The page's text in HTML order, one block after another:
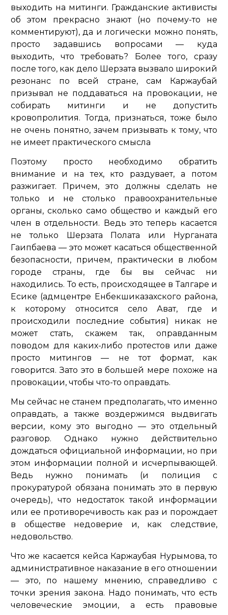
выходить на митинги. Гражданские активисты
об этом прекрасно знают (но почему-то не
комментируют), да и логически можно понять,
просто задавшись вопросами — куда
выходить, что требовать? Более того, сразу
после того, как дело Шерзата вызвало широкий
резонанс по всей стране, сам Каржаубай
призывал не поддаваться на провокации, не
собирать митинги и не допустить
кровопролития. Тогда, признаться, тоже было
не очень понятно, зачем призывать к тому, что
не имеет практического смысла
Поэтому просто необходимо обратить
внимание и на тех, кто раздувает, а потом
разжигает. Причем, это должны сделать не
только и не столько правоохранительные
органы, сколько само общество и каждый его
член в отдельности. Ведь это теперь касается
не только Шерзата Полата или Нурганата
Гаипбаева — это может касаться общественной
безопасности, причем, практически в любом
городе страны, где бы вы сейчас ни
находились. То есть, происходящее в Талгаре и
Есике (адмцентре Енбекшиказахского района,
к которому относится село Ават, где и
происходили последние события) никак не
может стать, скажем так, оправданным
поводом для каких-либо протестов или даже
просто митингов — не тот формат, как
говорится. Зато это в большей мере похоже на
провокации, чтобы что-то оправдать.
Мы сейчас не станем предполагать, что именно
оправдать, а также воздержимся выдвигать
версии, кому это выгодно — это отдельный
разговор. Однако нужно действительно
дождаться официальной информации, но при
этом информации полной и исчерпывающей.
Ведь нужно понимать (и полиция с
прокуратурой обязана понимать это в первую
очередь), что недостаток такой информации
или ее противоречивость как раз и порождает
в обществе недоверие и, как следствие,
недовольство.
Что же касается кейса Каржаубая Нурымова, то
административное наказание в его отношении
— это, по нашему мнению, справедливо с
точки зрения закона. Надо понимать, что есть
человеческие эмоции, а есть правовые